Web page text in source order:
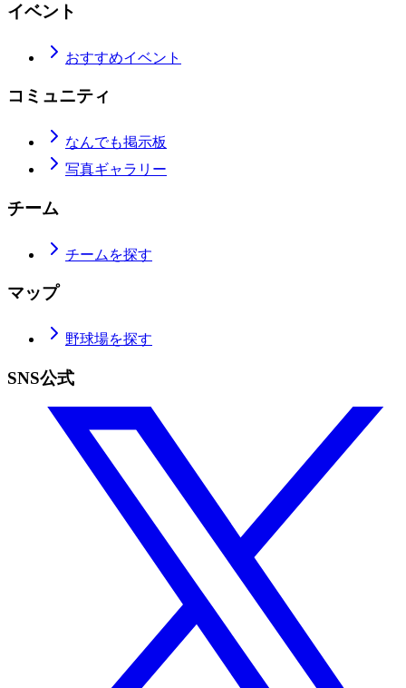
イベント
おすすめイベント
コミュニティ
なんでも掲示板
写真ギャラリー
チーム
チームを探す
マップ
野球場を探す
SNS公式